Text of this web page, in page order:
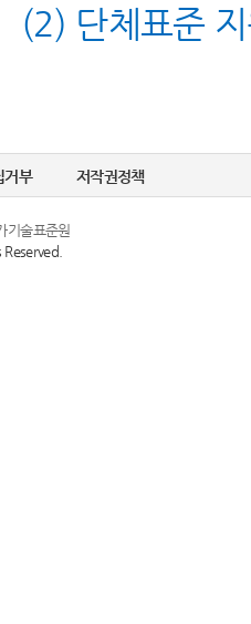
(2) 단체표준
거부 저작권정책
기술표준원